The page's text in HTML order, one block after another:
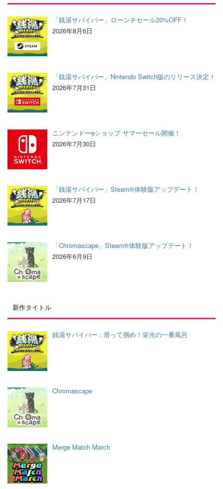
「銭湯サバイバー」ローンチセール20%OFF！
2026年8月6日
「銭湯サバイバー」Nintendo Switch版のリリース決定！
2026年7月31日
ニンテンドーeショップ サマーセール開催！
2026年7月30日
「銭湯サバイバー」Steam®体験版アップデート！
2026年7月17日
「Chromascape」Steam®体験版アップデート！
2026年6月9日
新作タイトル
銭湯サバイバー : 滑って掴め！栄光の一番風呂
Chromascape
Merge Match March